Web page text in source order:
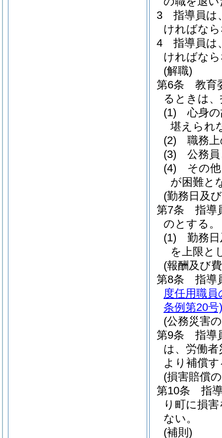
3
指導員は
ければな
4
指導員は
ければな
(解職)
第6条
教育
るときは
(1)
心身
堪えられ
(2)
職務
(3)
公務
(4)
その
が困難と
(勤務日及
第7条
指導
のとする。
(1)
勤務
を上限と
(報酬及び
第8条
指導
度任用職
条例第20号)
(公務災害
第9条
指導
は、労働者
より補償
(損害賠償
第10条
指
り町に損
ない。
(補則)